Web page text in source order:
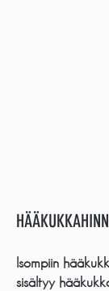
Isompiin
sisältyy